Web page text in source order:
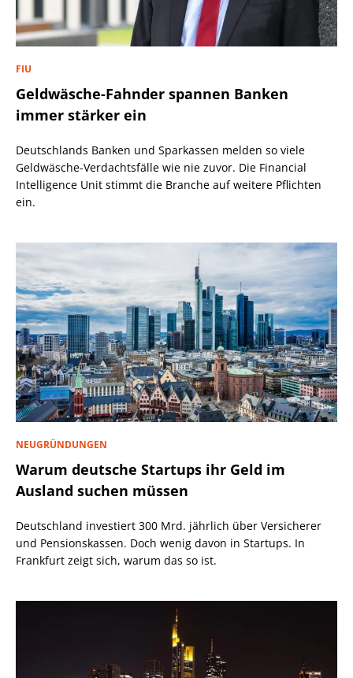
FIU
Geldwäsche-Fahnder spannen Banken
immer stärker ein
Deutschlands Banken und Sparkassen melden so viele
Geldwäsche-Verdachtsfälle wie nie zuvor. Die Financial
Intelligence Unit stimmt die Branche auf weitere Pflichten
ein.
NEUGRÜNDUNGEN
Warum deutsche Startups ihr Geld im
Ausland suchen müssen
Deutschland investiert 300 Mrd. jährlich über Versicherer
und Pensionskassen. Doch wenig davon in Startups. In
Frankfurt zeigt sich, warum das so ist.